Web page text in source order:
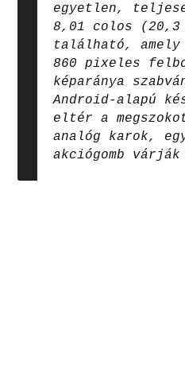
egyetlen,
8,01 colos (20,3
található,
860 pixeles
képaránya
Android-alapú
eltér a
analóg karok,
akciógomb